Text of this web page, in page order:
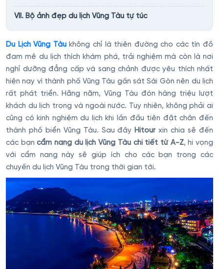
VII. Bộ ảnh đẹp du lịch Vũng Tàu tự túc
Du Lịch Vũng Tàukhông chỉ là thiên đường cho các tín đồ
đam mê du lịch thích khám phá, trải nghiệm mà còn là nơi
nghỉ dưỡng đẳng cấp và sang chảnh được yêu thích nhất
hiện nay vì thành phố Vũng Tàu gần sát Sài Gòn nên du lịch
rất phát triển. Hằng năm, Vũng Tàu đón hàng triệu lượt
khách du lịch trong và ngoài nước. Tuy nhiên, không phải ai
cũng có kinh nghiệm du lịch khi lần đầu tiên đặt chân đến
thành phố biển Vũng Tàu. Sau đâyHitour xin chia sẽ đến
các bạncẩm nang du lịch Vũng Tàu chi tiết từ A-Z, hi vọng
với cẩm nang này sẽ giúp ích cho các bạn trong các
chuyến du lịch Vũng Tàu trong thời gian tới.